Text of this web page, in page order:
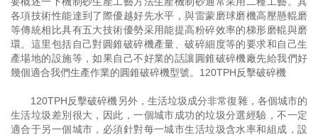
各項技術性能達到了際優越好先水平，與雷蒙磨球磨機高壓懸輥磨
等傳統相比具有五大技術優勢采用能提高粉碎效率的梯形磨輥與磨
環。這里包括自己對圓錐破碎機產量、破碎細度等的要求和自己生
產場地的設施等，如果自己不好業的話讓圓錐破碎機廠先給我們好
幾個適合我們生產作業的圓錐破碎機型號。120TPH反擊破碎機
120TPH反擊破碎機另外，生活垃圾成分非常復雜，各個城市的
生活垃圾差別很大，因此，一個城市成功的垃圾分選經驗，不一定
適合于另一個城市，必須針對每一城市生活垃圾含水率和組成，設